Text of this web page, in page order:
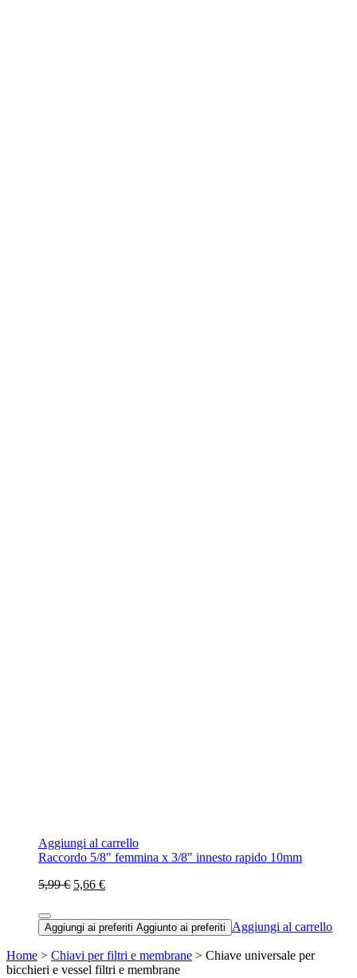
Aggiungi al carrello
Raccordo 5/8" femmina x 3/8" innesto rapido 10mm
5,99 € 5,66 €
Aggiungi ai preferiti Aggiunto ai preferiti Aggiungi al carrello
Home > Chiavi per filtri e membrane > Chiave universale per
bicchieri e vessel filtri e membrane